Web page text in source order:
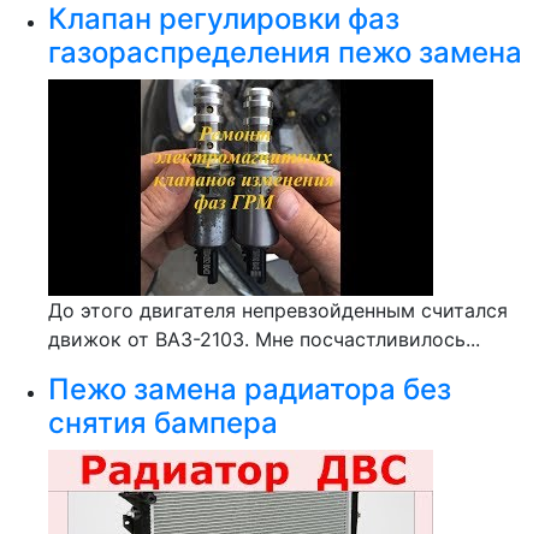
Клапан регулировки фаз
газораспределения пежо замена
До этого двигателя непревзойденным считался
движок от ВАЗ-2103. Мне посчастливилось...
Пежо замена радиатора без
снятия бампера